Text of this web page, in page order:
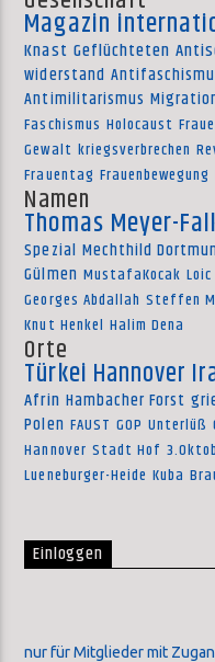
Magazin
Knast Geflüchteten
widerstand
Antimilitarismus
Faschismus Holocaust
Gewalt kriegsverbrechen
Frauentag Frauenbewegung
Namen
Thomas Meyer-
Spezial Mechthild
Gülmen MustafaKocak Loic
Georges Abdallah Steffen
Knut Henkel Halim Dena
Orte
Türkei Hannover
Afrin Hambacher Forst
Polen FAUST GOP Unterlüß
Hannover Stadt Hof
Lueneburger-Heide Kuba
Einloggen
nur für Mitglieder mit